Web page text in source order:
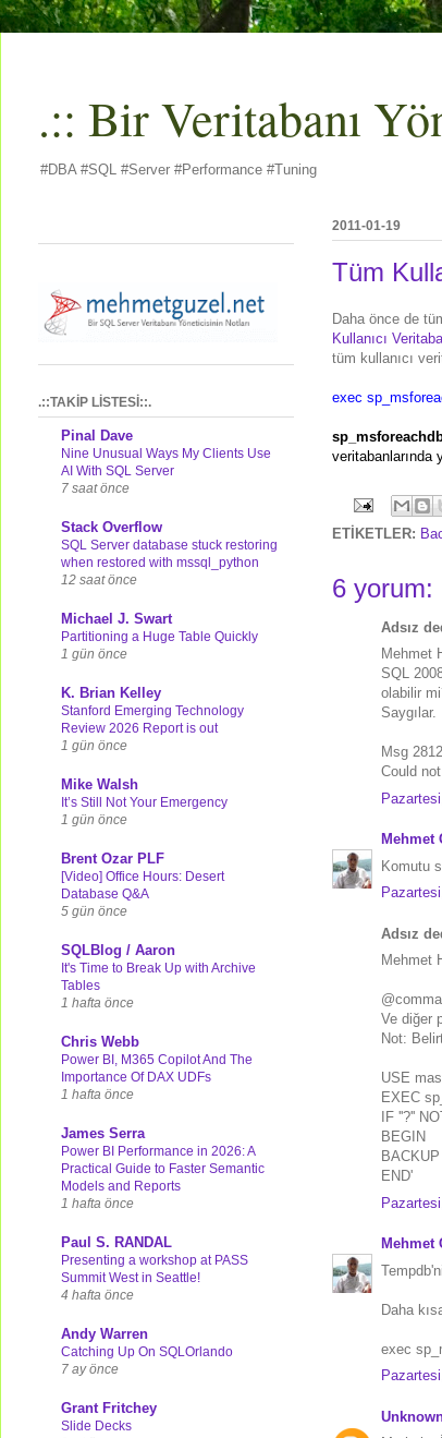
.:: Bir Veritabanı
#DBA #SQL #Server #Performance #Tuning
2011-01-19
Tüm
Daha önce de
Kullanıcı
tüm kullanıcı
exec
veritabanlarında
ETİKETLER:
6 yorum:
Adsız
Mehmet
SQL
olabilir
Saygılar.
Msg
Could
Mehmet
Komutu
Adsız
Mehmet
Ve diğer
Not:
USE
EXEC
IF ''?''
BEGIN
END'
Mehmet
Daha
exec
.::TAKİP LİSTESİ::.
Pinal Dave
Nine Unusual Ways My Clients Use
AI With SQL Server
7 saat önce
Stack Overflow
SQL Server database stuck restoring
when restored with mssql_python
12 saat önce
Michael J. Swart
Partitioning a Huge Table Quickly
1 gün önce
K. Brian Kelley
Stanford Emerging Technology
Review 2026 Report is out
1 gün önce
Mike Walsh
It’s Still Not Your Emergency
1 gün önce
Brent Ozar PLF
[Video] Office Hours: Desert
Database Q&A
5 gün önce
SQLBlog / Aaron
It's Time to Break Up with Archive
Tables
1 hafta önce
Chris Webb
Power BI, M365 Copilot And The
Importance Of DAX UDFs
1 hafta önce
James Serra
Power BI Performance in 2026: A
Practical Guide to Faster Semantic
Models and Reports
1 hafta önce
Paul S. RANDAL
Presenting a workshop at PASS
Summit West in Seattle!
4 hafta önce
Andy Warren
Catching Up On SQLOrlando
7 ay önce
Grant Fritchey
Slide Decks